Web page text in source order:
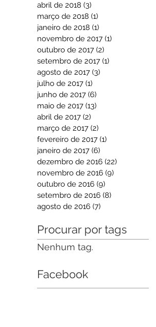
abril de 2018 (3)
março de 2018 (1)
janeiro de 2018 (1)
novembro de 2017 (1)
outubro de 2017 (2)
setembro de 2017 (1)
agosto de 2017 (3)
julho de 2017 (1)
junho de 2017 (6)
maio de 2017 (13)
abril de 2017 (2)
março de 2017 (2)
fevereiro de 2017 (1)
janeiro de 2017 (6)
dezembro de 2016 (22)
novembro de 2016 (9)
outubro de 2016 (9)
setembro de 2016 (8)
agosto de 2016 (7)
Procurar por tags
Nenhum tag.
Facebook